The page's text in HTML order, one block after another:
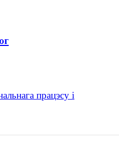
працэсу і